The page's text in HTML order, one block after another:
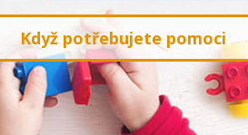
Když potřebujete pomoci